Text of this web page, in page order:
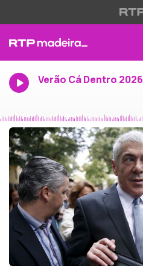
Verão Cá Dentro 2026